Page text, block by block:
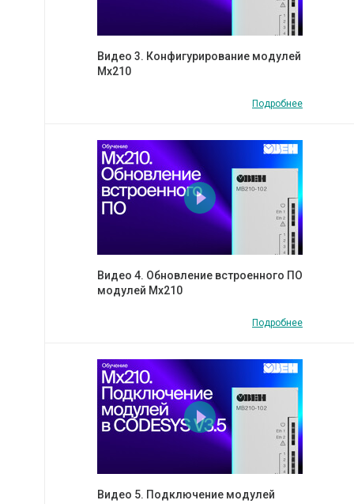
Видео 3. Конфигурирование модулей
Мх210
Подробнее
Видео 4. Обновление встроенного ПО
модулей Мх210
Подробнее
Видео 5. Подключение модулей